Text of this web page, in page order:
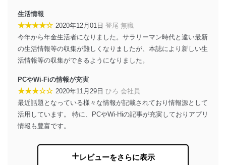
生活情報
★★★★☆ 2020年12月01日 登尾 無職
今年から年金生活者になりました。サラリーマン時代と違い最新
の生活情報等の収集が難しくなりましたが、本誌により新しい生
活情報等の収集ができるようになりました。
PCやWi-Fiの情報が充実
★★★☆☆ 2020年11月29日 ひろ 会社員
最近話題となっている様々な情報が記載されており情報源として
活用しています。 特に、PCやWi-Hiの記事が充実しておりアプリ
情報も豊富です。
レビューをさらに表示